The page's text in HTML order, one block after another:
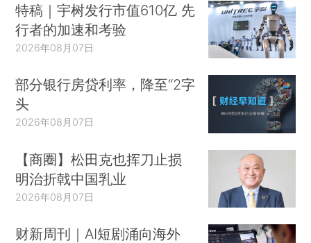
特稿｜宇树发行市值610亿 先
行者的加速和考验
2026年08月07日
部分银行房贷利率，降至“2字
头
2026年08月07日
【商圈】松田克也挥刀止损
明治折戟中国乳业
2026年08月07日
财新周刊｜AI短剧涌向海外